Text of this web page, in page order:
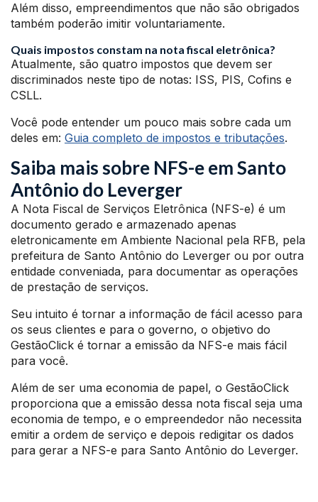
Além disso, empreendimentos que não são obrigados
também poderão imitir voluntariamente.
Quais impostos constam na nota fiscal eletrônica?
Atualmente, são quatro impostos que devem ser
discriminados neste tipo de notas: ISS, PIS, Cofins e
CSLL.
Você pode entender um pouco mais sobre cada um
deles em: Guia completo de impostos e tributações.
Saiba mais sobre NFS-e em Santo
Antônio do Leverger
A Nota Fiscal de Serviços Eletrônica (NFS-e) é um
documento gerado e armazenado apenas
eletronicamente em Ambiente Nacional pela RFB, pela
prefeitura de Santo Antônio do Leverger ou por outra
entidade conveniada, para documentar as operações
de prestação de serviços.
Seu intuito é tornar a informação de fácil acesso para
os seus clientes e para o governo, o objetivo do
GestãoClick é tornar a emissão da NFS-e mais fácil
para você.
Além de ser uma economia de papel, o GestãoClick
proporciona que a emissão dessa nota fiscal seja uma
economia de tempo, e o empreendedor não necessita
emitir a ordem de serviço e depois redigitar os dados
para gerar a NFS-e para Santo Antônio do Leverger.